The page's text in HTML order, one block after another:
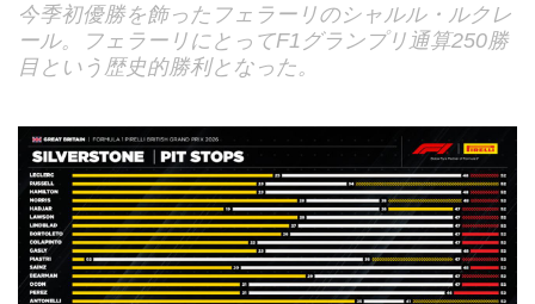
今季初優勝を飾ったフェラーリのシャルル・ルクレ
ール。フェラーリにとってF1グランプリ通算250勝
目という歴史的勝利となった。